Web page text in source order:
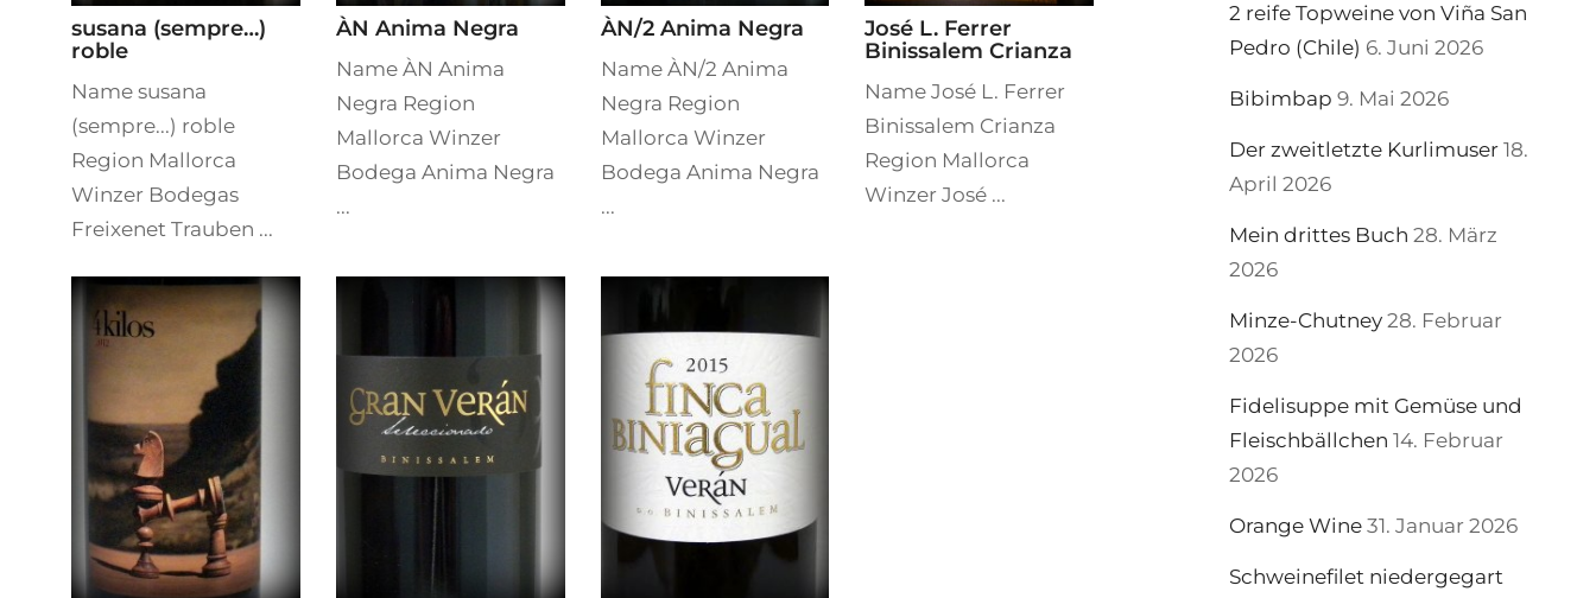
susana (sempre…)
roble
Name susana
(sempre...) roble
Region Mallorca
Winzer Bodegas
Freixenet Trauben ...
ÀN Anima Negra
Name ÀN Anima
Negra Region
Mallorca Winzer
Bodega Anima Negra
...
ÀN/2 Anima Negra
Name ÀN/2 Anima
Negra Region
Mallorca Winzer
Bodega Anima Negra
...
José L. Ferrer
Binissalem Crianza
Name José L. Ferrer
Binissalem Crianza
Region Mallorca
Winzer José ...
2 reife Topweine von Viña San
Pedro (Chile) 6. Juni 2026
Bibimbap 9. Mai 2026
Der zweitletzte Kurlimuser 18.
April 2026
Mein drittes Buch 28. März
2026
Minze-Chutney 28. Februar
2026
Fidelisuppe mit Gemüse und
Fleischbällchen 14. Februar
2026
Orange Wine 31. Januar 2026
Schweinefilet niedergegart